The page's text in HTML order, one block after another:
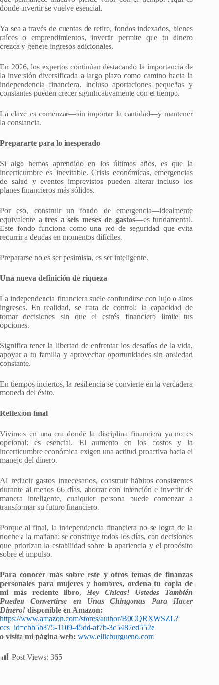
donde invertir se vuelve esencial.
Ya sea a través de cuentas de retiro, fondos indexados, bienes
raíces o emprendimientos, invertir permite que tu dinero
crezca y genere ingresos adicionales.
En 2026, los expertos continúan destacando la importancia de
la inversión diversificada a largo plazo como camino hacia la
independencia financiera. Incluso aportaciones pequeñas y
constantes pueden crecer significativamente con el tiempo.
La clave es comenzar—sin importar la cantidad—y mantener
la constancia.
Prepararte para lo inesperado
Si algo hemos aprendido en los últimos años, es que la
incertidumbre es inevitable. Crisis económicas, emergencias
de salud y eventos imprevistos pueden alterar incluso los
planes financieros más sólidos.
Por eso, construir un fondo de emergencia—idealmente
equivalente atres a seis meses de gastos—es fundamental.
Este fondo funciona como una red de seguridad que evita
recurrir a deudas en momentos difíciles.
Prepararse no es ser pesimista, es ser inteligente.
Una nueva definición de riqueza
La independencia financiera suele confundirse con lujo o altos
ingresos. En realidad, se trata de control: la capacidad de
tomar decisiones sin que el estrés financiero limite tus
opciones.
Significa tener la libertad de enfrentar los desafíos de la vida,
apoyar a tu familia y aprovechar oportunidades sin ansiedad
constante.
En tiempos inciertos, la resiliencia se convierte en la verdadera
moneda del éxito.
Reflexión final
Vivimos en una era donde la disciplina financiera ya no es
opcional: es esencial. El aumento en los costos y la
incertidumbre económica exigen una actitud proactiva hacia el
manejo del dinero.
Al reducir gastos innecesarios, construir hábitos consistentes
durante al menos 66 días, ahorrar con intención e invertir de
manera inteligente, cualquier persona puede comenzar a
transformar su futuro financiero.
Porque al final, la independencia financiera no se logra de la
noche a la mañana: se construye todos los días, con decisiones
que priorizan la estabilidad sobre la apariencia y el propósito
sobre el impulso.
Para conocer más sobre este y otros temas de finanzas
personales para mujeres y hombres, ordena tu copia de
mi más reciente libro, Hey Chicas! Ustedes También
Pueden Convertirse en Unas Chingonas Para Hacer
Dinero! disponible en Amazon:
https://www.amazon.com/stores/author/B0CQRXWSZL?
ccs_id=cbb5b875-1109-45dd-af7b-3c5487ed552e
o visita mi página web: www.ellieburgueno.com
Post Views: 365